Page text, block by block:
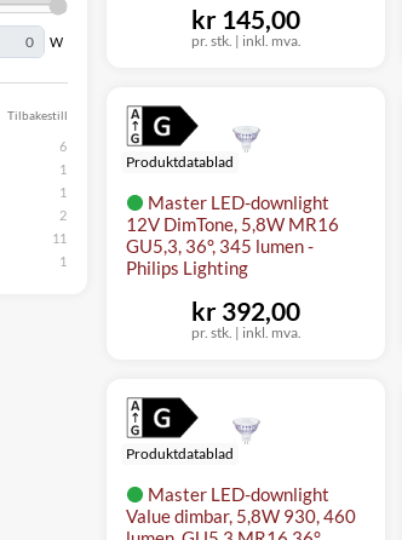
W
Tilbakestill
pr. stk. | inkl. mva.
kr 145,00
Master LED-downlight
12V DimTone, 5,8W MR16
GU5,3, 36°, 345 lumen -
Philips Lighting
Produktdatablad
pr. stk. | inkl. mva.
kr 392,00
Master LED-downlight
Value dimbar, 5,8W 930, 460
Produktdatablad